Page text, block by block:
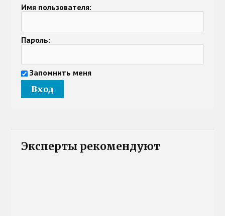
Имя пользователя:
Пароль:
Запомнить меня
Эксперты рекомендуют